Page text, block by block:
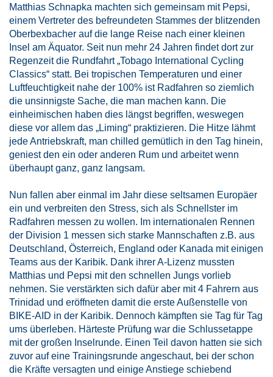
Matthias Schnapka machten sich gemeinsam mit Pepsi,
einem Vertreter des befreundeten Stammes der blitzenden
Oberbexbacher auf die lange Reise nach einer kleinen
Insel am Äquator. Seit nun mehr 24 Jahren findet dort zur
Regenzeit die Rundfahrt „Tobago International Cycling
Classics“ statt. Bei tropischen Temperaturen und einer
Luftfeuchtigkeit nahe der 100% ist Radfahren so ziemlich
die unsinnigste Sache, die man machen kann. Die
einheimischen haben dies längst begriffen, weswegen
diese vor allem das „Liming“ praktizieren. Die Hitze lähmt
jede Antriebskraft, man chilled gemütlich in den Tag hinein,
geniest den ein oder anderen Rum und arbeitet wenn
überhaupt ganz, ganz langsam.
Nun fallen aber einmal im Jahr diese seltsamen Europäer
ein und verbreiten den Stress, sich als Schnellster im
Radfahren messen zu wollen. Im internationalen Rennen
der Division 1 messen sich starke Mannschaften z.B. aus
Deutschland, Österreich, England oder Kanada mit einigen
Teams aus der Karibik. Dank ihrer A-Lizenz mussten
Matthias und Pepsi mit den schnellen Jungs vorlieb
nehmen. Sie verstärkten sich dafür aber mit 4 Fahrern aus
Trinidad und eröffneten damit die erste Außenstelle von
BIKE-AID in der Karibik. Dennoch kämpften sie Tag für Tag
ums überleben. Härteste Prüfung war die Schlussetappe
mit der großen Inselrunde. Einen Teil davon hatten sie sich
zuvor auf eine Trainingsrunde angeschaut, bei der schon
die Kräfte versagten und einige Anstiege schiebend